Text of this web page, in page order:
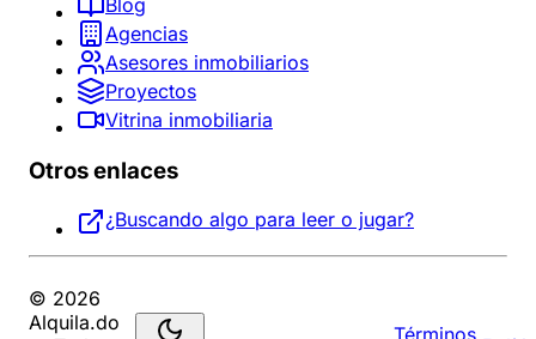
Blog
Agencias
Asesores inmobiliarios
Proyectos
Vitrina inmobiliaria
Otros enlaces
¿Buscando algo para leer o jugar?
© 2026
Alquila.do
Términos